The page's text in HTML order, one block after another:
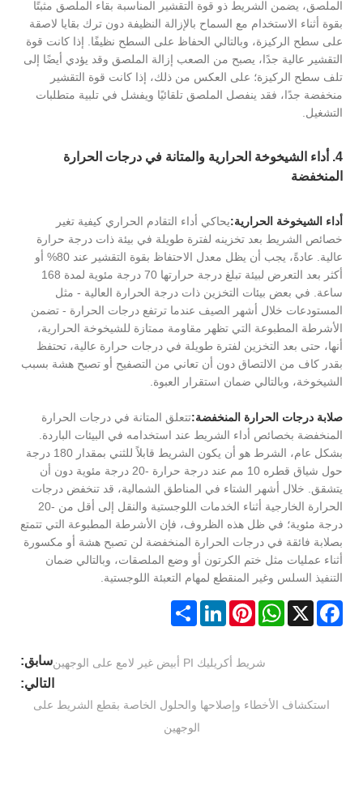
الملصق، يضمن الشريط ذو قوة التقشير المناسبة بقاء الملصق مثبتًا
بقوة أثناء الاستخدام مع السماح بالإزالة النظيفة دون ترك بقايا لاصقة
على سطح الركيزة، وبالتالي الحفاظ على السطح نظيفًا. إذا كانت قوة
التقشير عالية جدًا، يصبح من الصعب إزالة الملصق وقد يؤدي أيضًا إلى
تلف سطح الركيزة؛ على العكس من ذلك، إذا كانت قوة التقشير
منخفضة جدًا، فقد ينفصل الملصق تلقائيًا ويفشل في تلبية متطلبات
التشغيل.
4. أداء الشيخوخة الحرارية والمتانة في درجات الحرارة
المنخفضة
أداء الشيخوخة الحرارية:يحاكي أداء التقادم الحراري كيفية تغير
خصائص الشريط بعد تخزينه لفترة طويلة في بيئة ذات درجة حرارة
عالية. عادةً، يجب أن يظل معدل الاحتفاظ بقوة التقشير عند 80% أو
أكثر بعد التعرض لبيئة تبلغ درجة حرارتها 70 درجة مئوية لمدة 168
ساعة. في بعض بيئات التخزين ذات درجة الحرارة العالية - مثل
المستودعات خلال أشهر الصيف عندما ترتفع درجات الحرارة - تضمن
الأشرطة المطبوعة التي تظهر مقاومة ممتازة للشيخوخة الحرارية،
أنها، حتى بعد التخزين لفترة طويلة في درجات حرارة عالية، تحتفظ
بقدر كاف من الالتصاق دون أن تعاني من التصفيح أو تصبح هشة بسبب
الشيخوخة، وبالتالي ضمان استقرار العبوة.
صلابة درجات الحرارة المنخفضة:تتعلق المتانة في درجات الحرارة
المنخفضة بخصائص أداء الشريط عند استخدامه في البيئات الباردة.
بشكل عام، الشرط هو أن يكون الشريط قابلاً للثني بمقدار 180 درجة
حول شياق قطره 10 مم عند درجة حرارة -20 درجة مئوية دون أن
يتشقق. خلال أشهر الشتاء في المناطق الشمالية، قد تنخفض درجات
الحرارة الخارجية أثناء الخدمات اللوجستية والنقل إلى أقل من -20
درجة مئوية؛ في ظل هذه الظروف، فإن الأشرطة المطبوعة التي تتمتع
بصلابة فائقة في درجات الحرارة المنخفضة لن تصبح هشة أو مكسورة
أثناء عمليات مثل ختم الكرتون أو وضع الملصقات، وبالتالي ضمان
التنفيذ السلس وغير المنقطع لمهام التعبئة اللوجستية.
Facebook
X
WhatsApp
Pinterest
LinkedIn
Share
سابق: شريط أكريليك PI أبيض غير لامع على الوجهين
التالي:
استكشاف الأخطاء وإصلاحها والحلول الخاصة بقطع الشريط على
الوجهين